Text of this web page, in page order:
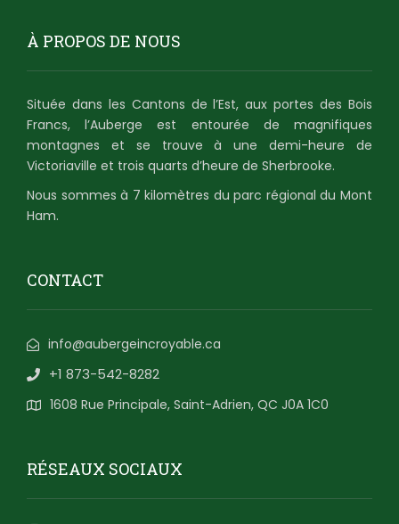
À PROPOS DE NOUS
Située dans les Cantons de l’Est, aux portes des Bois
Francs, l’Auberge est entourée de magnifiques
montagnes et se trouve à une demi-heure de
Victoriaville et trois quarts d’heure de Sherbrooke.
Nous sommes à 7 kilomètres du parc régional du Mont
Ham.
CONTACT
info@aubergeincroyable.ca
+1 873-542-8282
1608 Rue Principale, Saint-Adrien, QC J0A 1C0
RÉSEAUX SOCIAUX